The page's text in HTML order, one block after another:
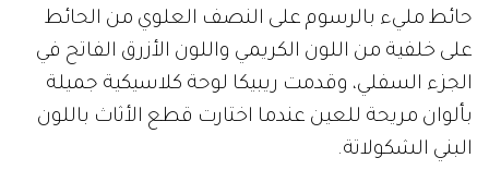
حائط مليء بالرسوم على النصف العلوي من الحائط
على خلفية من اللون الكريمي واللون الأزرق الفاتح في
الجزء السفلي، وقدمت ريبيكا لوحة كلاسيكية جميلة
بألوان مريحة للعين عندما اختارت قطع الأثاث باللون
البني الشكولاتة.